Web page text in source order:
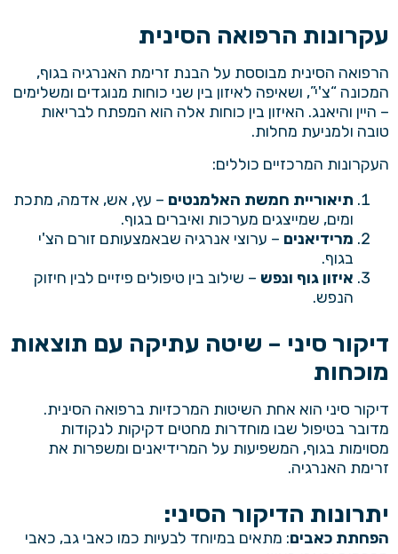
עקרונות הרפואה הסינית
הרפואה הסינית מבוססת על הבנת זרימת האנרגיה בגוף,
המכונה “צ'י”, ושאיפה לאיזון בין שני כוחות מנוגדים ומשלימים
– היין והיאנג. האיזון בין כוחות אלה הוא המפתח לבריאות
טובה ולמניעת מחלות.
העקרונות המרכזיים כוללים:
תיאוריית חמשת האלמנטים – עץ, אש, אדמה, מתכת
ומים, שמייצגים מערכות ואיברים בגוף.
מרידיאנים – ערוצי אנרגיה שבאמצעותם זורם הצ'י
בגוף.
איזון גוף ונפש – שילוב בין טיפולים פיזיים לבין חיזוק
הנפש.
דיקור סיני – שיטה עתיקה עם תוצאות
מוכחות
דיקור סיני הוא אחת השיטות המרכזיות ברפואה הסינית.
מדובר בטיפול שבו מוחדרות מחטים דקיקות לנקודות
מסוימות בגוף, המשפיעות על המרידיאנים ומשפרות את
זרימת האנרגיה.
יתרונות הדיקור הסיני:
הפחתת כאבים: מתאים במיוחד לבעיות כמו כאבי גב, כאבי